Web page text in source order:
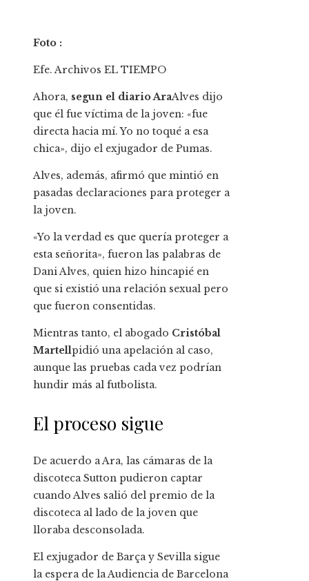
Foto :
Efe. Archivos EL TIEMPO
Ahora, segun el diario AraAlves dijo
que él fue víctima de la joven: «fue
directa hacia mí. Yo no toqué a esa
chica», dijo el exjugador de Pumas.
Alves, además, afirmó que mintió en
pasadas declaraciones para proteger a
la joven.
«Yo la verdad es que quería proteger a
esta señorita», fueron las palabras de
Dani Alves, quien hizo hincapié en
que si existió una relación sexual pero
que fueron consentidas.
Mientras tanto, el abogado Cristóbal
Martellpidió una apelación al caso,
aunque las pruebas cada vez podrían
hundir más al futbolista.
El proceso sigue
De acuerdo a Ara, las cámaras de la
discoteca Sutton pudieron captar
cuando Alves salió del premio de la
discoteca al lado de la joven que
lloraba desconsolada.
El exjugador de Barça y Sevilla sigue
la espera de la Audiencia de Barcelona